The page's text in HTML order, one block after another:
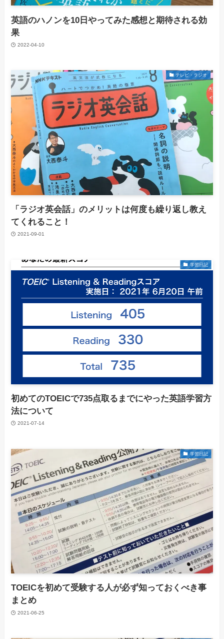
英語のハノンを10日やってみた感想と期待される効
果
2022-04-10
テレビ・ラジオ
「ラジオ英会話」のメリットは何度も繰り返し教え
てくれること！
2021-09-01
学習日記
初めてのTOEICで735点取るまでにやった英語学習方
法について
2021-07-14
学習日記
TOEICを初めて受験する人が必ず知っておくべき事
まとめ
2021-06-25